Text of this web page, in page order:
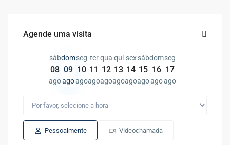
Agende uma visita
sáb
08
ago
dom
09
ago
seg
10
ago
ter
11
ago
qua
12
ago
qui
13
ago
sex
14
ago
sáb
15
ago
dom
16
ago
seg
17
ago
Pessoalmente Videochamada